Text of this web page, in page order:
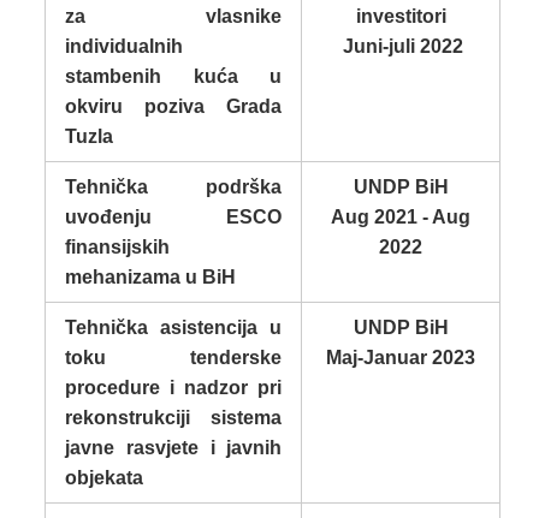
za vlasnike
individualnih
stambenih kuća u
okviru poziva Grada
Tuzla
investitori
Juni-juli 2022
Tehnička podrška
uvođenju ESCO
finansijskih
mehanizama u BiH
UNDP BiH
Aug 2021 - Aug
2022
Tehnička asistencija u
toku tenderske
procedure i nadzor pri
rekonstrukciji sistema
javne rasvjete i javnih
objekata
UNDP BiH
Maj-Januar 2023